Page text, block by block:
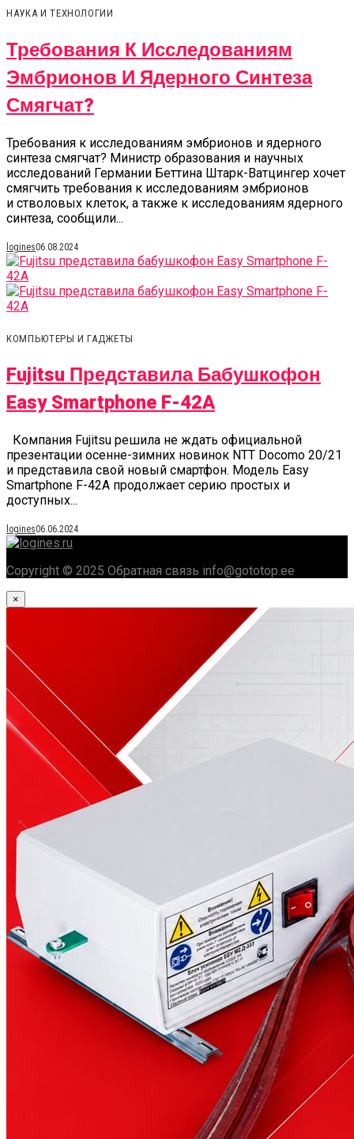
НАУКА И ТЕХНОЛОГИИ
Требования К Исследованиям
Эмбрионов И Ядерного Синтеза
Смягчат?
Требования к исследованиям эмбрионов и ядерного
синтеза смягчат? Министр образования и научных
исследований Германии Беттина Штарк-Ватцингер хочет
смягчить требования к исследованиям эмбрионов
и стволовых клеток, а также к исследованиям ядерного
синтеза, сообщили...
logines06.08.2024
КОМПЬЮТЕРЫ И ГАДЖЕТЫ
Fujitsu Представила Бабушкофон
Easy Smartphone F-42A
Компания Fujitsu решила не ждать официальной
презентации осенне-зимних новинок NTT Docomo 20/21
и представила свой новый смартфон. Модель Easy
Smartphone F-42A продолжает серию простых и
доступных...
logines06.06.2024
Copyright © 2025 Обратная связь info@gototop.ee
×